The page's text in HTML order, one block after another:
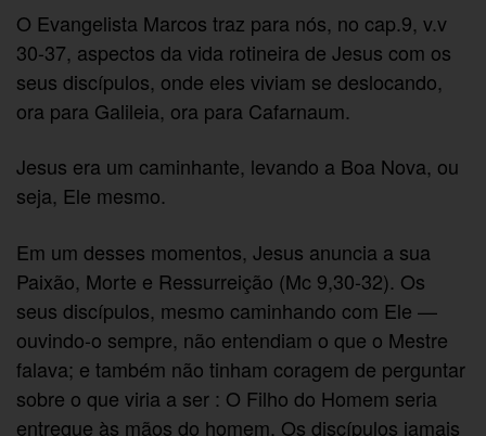
O Evangelista Marcos traz para nós, no cap.9, v.v
30-37, aspectos da vida rotineira de Jesus com os
seus discípulos, onde eles viviam se deslocando,
ora para Galileia, ora para Cafarnaum.
Jesus era um caminhante, levando a Boa Nova, ou
seja, Ele mesmo.
Em um desses momentos, Jesus anuncia a sua
Paixão, Morte e Ressurreição (Mc 9,30-32). Os
seus discípulos, mesmo caminhando com Ele —
ouvindo-o sempre, não entendiam o que o Mestre
falava; e também não tinham coragem de perguntar
sobre o que viria a ser : O Filho do Homem seria
entregue às mãos do homem. Os discípulos jamais